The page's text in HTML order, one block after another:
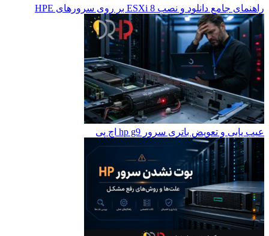
راهنمای جامع دانلود و نصب ESXi 8 بر روی سرورهای HPE
عیب یابی و تعویض باتری سرور hp g9 اچ پی